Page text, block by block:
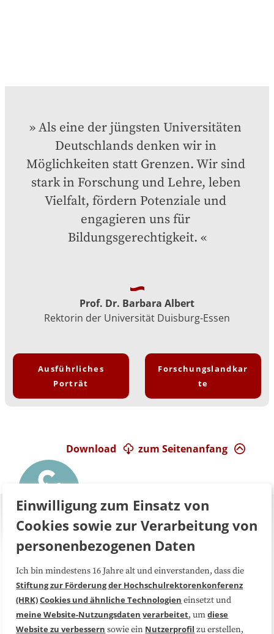
Als eine der jüngsten Universitäten
Deutschlands denken wir in
Möglichkeiten statt Grenzen. Wir sind
stark in Forschung und Lehre, leben
Vielfalt, fördern Potenziale und
engagieren uns für
Bildungsgerechtigkeit.
Prof. Dr. Barbara Albert
Rektorin der Universität Duisburg-Essen
Ausführliches
Porträt
Forschungslandkar
te
zum Seitenanfang
Download
Über uns FAQ
Medienarbeit Kooperationen
Einwilligung zum Einsatz von
Cookies sowie zur Verarbeitung von
personenbezogenen Daten
Ich bin mindestens 16 Jahre alt und einverstanden, dass die
Stiftung zur Förderung der Hochschulrektorenkonferenz
(HRK)Cookies und ähnliche Technologien einsetzt und
meine Website-Nutzungsdaten verarbeitet, umdiese
Website zu verbessern sowie ein Nutzerprofil zu erstellen,